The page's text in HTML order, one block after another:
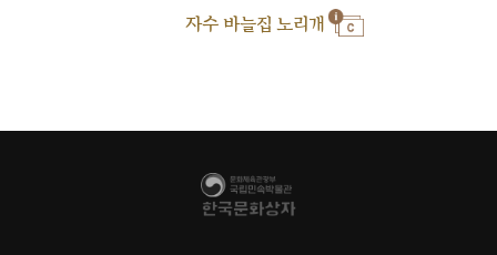
자수 바늘집 노리개